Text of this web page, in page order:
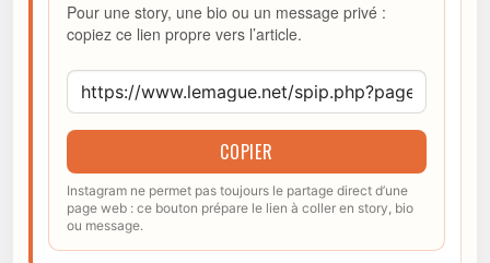
Pour une story, une bio ou un message privé :
copiez ce lien propre vers l’article.
COPIER
Instagram ne permet pas toujours le partage direct d’une
page web : ce bouton prépare le lien à coller en story, bio
ou message.